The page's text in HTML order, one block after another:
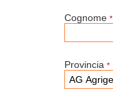
Cognome *
Provincia *